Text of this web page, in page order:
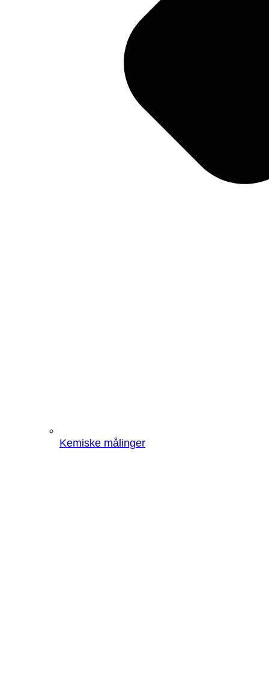
Kemiske målinger